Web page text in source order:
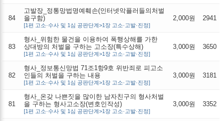
84
고발장_정통망법명예훼손(인터넷악플러들의처벌
을구함)
[1편 고소·수사 및 1심 공판단계>1장 고소·고발·진정]
2,000원 2941
83
형사_위험한 물건을 이용하여 폭행상해를 가한
상대방의 처벌을 구하는 고소장(특수상해)
[1편 고소·수사 및 1심 공판단계>1장 고소·고발·진정]
3,000원 3650
82
형사_정보통신망법 71조1항9호 위반죄로 피고소
인들의 처벌을 구하는 내용
[1편 고소·수사 및 1심 공판단계>1장 고소·고발·진정]
3,000원 3181
81
형사_온갖 나쁜짓을 많이한 남자친구의 형사처벌
을 구하는 형사고소장(변호인작성)
[1편 고소·수사 및 1심 공판단계>1장 고소·고발·진정]
3,000원 3352